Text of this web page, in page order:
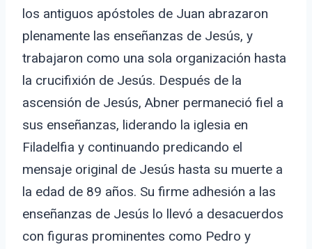
los antiguos apóstoles de Juan abrazaron
plenamente las enseñanzas de Jesús, y
trabajaron como una sola organización hasta
la crucifixión de Jesús. Después de la
ascensión de Jesús, Abner permaneció fiel a
sus enseñanzas, liderando la iglesia en
Filadelfia y continuando predicando el
mensaje original de Jesús hasta su muerte a
la edad de 89 años. Su firme adhesión a las
enseñanzas de Jesús lo llevó a desacuerdos
con figuras prominentes como Pedro y